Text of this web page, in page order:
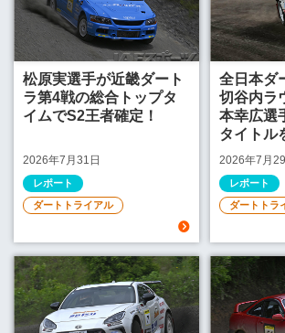
松原実選手が近畿ダート
ラ第4戦の総合トップタ
イムでS2王者確定！
2026年7月31日
レポート
ダートトライアル
全日本ダ
切谷内ラ
本幸広選
タイトル
2026年7月
レポート
ダートトラ